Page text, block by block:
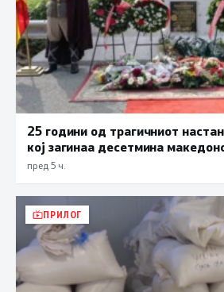
25 години од трагичниот
кој загинаа десетмина
пред 5 ч.
ПРИЛОГ